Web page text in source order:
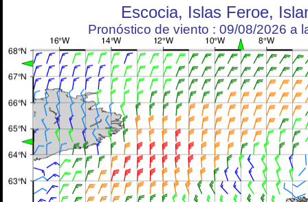
Escocia, Islas Feroe,
Pronóstico de viento : 09/08/2026 a